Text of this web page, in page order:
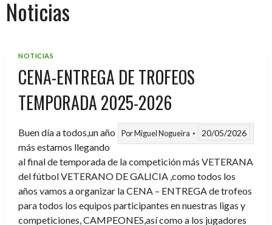
Noticias
NOTICIAS
CENA-ENTREGA DE TROFEOS
TEMPORADA 2025-2026
PorMiguel Nogueira 20/05/2026
Buen día a todos,un año
más estamos llegando
al final de temporada de la competición más VETERANA
del fútbol VETERANO DE GALICIA ,como todos los
años vamos a organizar la CENA – ENTREGA de trofeos
para todos los equipos participantes en nuestras ligas y
competiciones, CAMPEONES,así como a los jugadores